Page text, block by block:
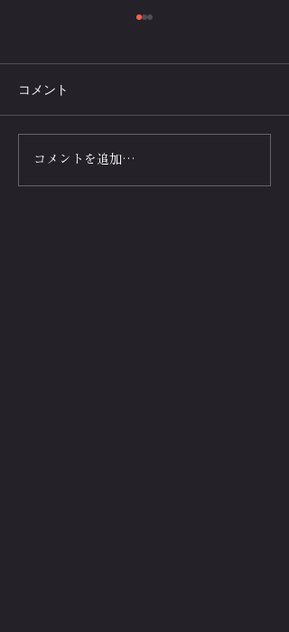
筋肉王決定戦💪
TEPPEN2024【芸能界ベン
コメント
コメントを追加…